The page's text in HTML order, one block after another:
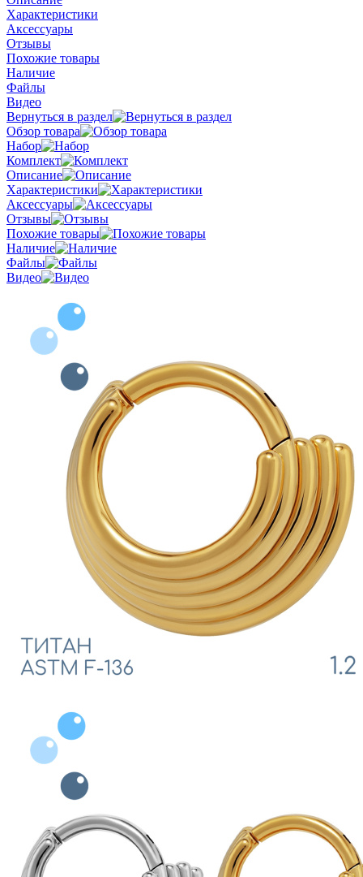
Характеристики
Аксессуары
Отзывы
Похожие товары
Наличие
Файлы
Видео
Вернуться в раздел
Обзор товара
Набор
Комплект
Описание
Характеристики
Аксессуары
Отзывы
Похожие товары
Наличие
Файлы
Видео